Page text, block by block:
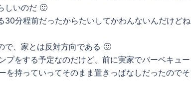
しいのだ 🙂
分程前だったからたいしてかわんないんだけどね
で、家とは反対方向である 🙂
プをする予定なのだけど、前に実家でバーベキュー
を持っていってそのまま置きっぱなしだったのでそ